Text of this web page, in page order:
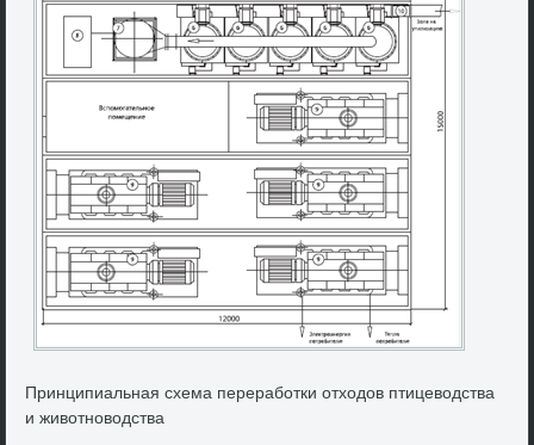
Принципиальная схема переработки отхοдοв птицевοдства
и живοтновοдства